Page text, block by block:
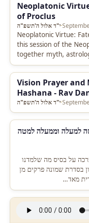
Neoplatonic
of Proclus
י"ד אלול ה'תשפ"ה·
Neoplatonic Virtue:
this session of the
together myth,
questions…
Vision Prayer
Hashana - Rav
י"ד אלול ה'תשפ"ה·
למעלה וממעלה למטה
על בסיס מה שלמדנו
בסדרת שמונה פרקים מן
מאד…